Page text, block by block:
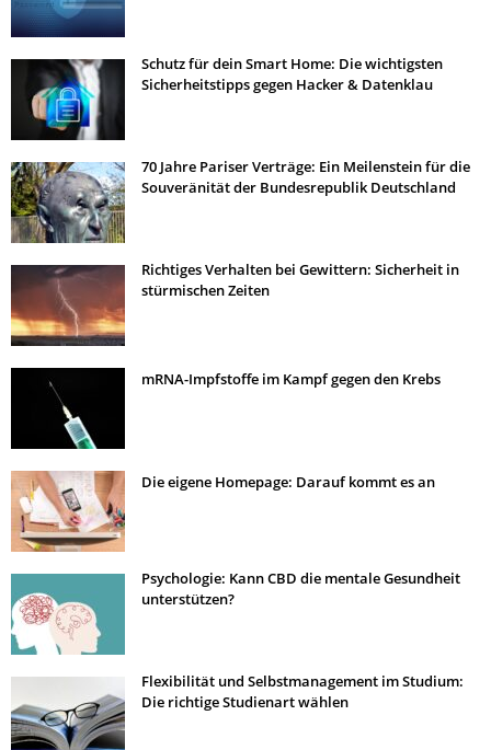
Schutz für dein Smart Home: Die wichtigsten
Sicherheitstipps gegen Hacker & Datenklau
70 Jahre Pariser Verträge: Ein Meilenstein für die
Souveränität der Bundesrepublik Deutschland
Richtiges Verhalten bei Gewittern: Sicherheit in
stürmischen Zeiten
mRNA-Impfstoffe im Kampf gegen den Krebs
Die eigene Homepage: Darauf kommt es an
Psychologie: Kann CBD die mentale Gesundheit
unterstützen?
Flexibilität und Selbstmanagement im Studium:
Die richtige Studienart wählen